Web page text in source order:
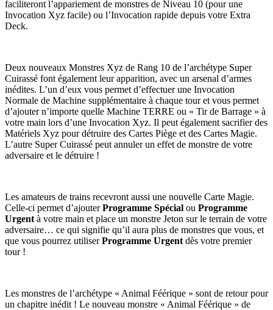
faciliteront l’appariement de monstres de Niveau 10 (pour une
Invocation Xyz facile) ou l’Invocation rapide depuis votre Extra
Deck.
Deux nouveaux Monstres Xyz de Rang 10 de l’archétype Super
Cuirassé font également leur apparition, avec un arsenal d’armes
inédites. L’un d’eux vous permet d’effectuer une Invocation
Normale de Machine supplémentaire à chaque tour et vous permet
d’ajouter n’importe quelle Machine TERRE ou « Tir de Barrage » à
votre main lors d’une Invocation Xyz. Il peut également sacrifier des
Matériels Xyz pour détruire des Cartes Piège et des Cartes Magie.
L’autre Super Cuirassé peut annuler un effet de monstre de votre
adversaire et le détruire !
Les amateurs de trains recevront aussi une nouvelle Carte Magie.
Celle-ci permet d’ajouterProgramme Spécial ou Programme
Urgent à votre main et place un monstre Jeton sur le terrain de votre
adversaire… ce qui signifie qu’il aura plus de monstres que vous, et
que vous pourrez utiliserProgramme Urgent dès votre premier
tour !
Les monstres de l’archétype « Animal Féérique » sont de retour pour
un chapitre inédit ! Le nouveau monstre « Animal Féérique » de